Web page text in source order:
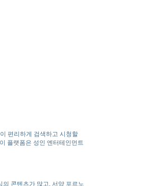
편리하게 검색하고 시청할
플랫폼은 성인 엔터테인먼트
의 콘텐츠가 많고, 서양 포르노